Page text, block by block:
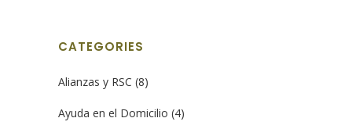
CATEGORIES
Alianzas y RSC (8)
Ayuda en el Domicilio (4)